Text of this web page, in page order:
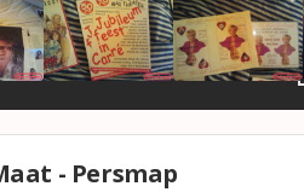
- Persmap